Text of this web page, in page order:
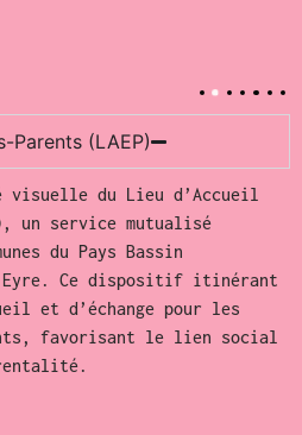
Parents (LAEP)
du Lieu d’Accueil
un service mutualisé
du Pays Bassin
Ce dispositif itinérant
et d’échange pour les
favorisant le lien social